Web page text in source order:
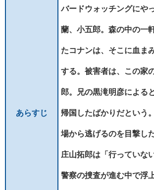
あらすじ
バードウォッチングにや
蘭、小五郎。森の中の一
たコナンは、そこに血ま
する。被害者は、この家
郎。兄の黒滝明彦による
帰国したばかりだという
場から逃げるのを目撃し
庄山拓郎は「行っていな
警察の捜査が進む中で浮